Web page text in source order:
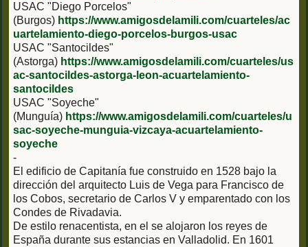
USAC "Diego Porcelos"
(Burgos) https://www.amigosdelamili.com/cuarteles/ac
uartelamiento-diego-porcelos-burgos-usac
USAC "Santocildes"
(Astorga) https://www.amigosdelamili.com/cuarteles/us
ac-santocildes-astorga-leon-acuartelamiento-
santocildes
USAC "Soyeche"
(Munguía) https://www.amigosdelamili.com/cuarteles/u
sac-soyeche-munguia-vizcaya-acuartelamiento-
soyeche
-
El edificio de Capitanía fue construido en 1528 bajo la
dirección del arquitecto Luis de Vega para Francisco de
los Cobos, secretario de Carlos V y emparentado con los
Condes de Rivadavia.
De estilo renacentista, en el se alojaron los reyes de
España durante sus estancias en Valladolid. En 1601